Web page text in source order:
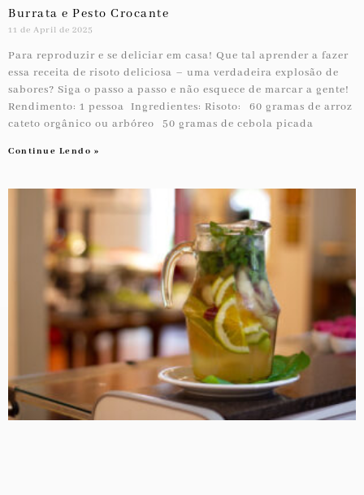
Burrata e Pesto Crocante
11 de April de 2025
Para reproduzir e se deliciar em casa! Que tal aprender a fazer
essa receita de risoto deliciosa – uma verdadeira explosão de
sabores? Siga o passo a passo e não esquece de marcar a gente!
Rendimento: 1 pessoa Ingredientes: Risoto: ⁠ ⁠60 gramas de arroz
cateto orgânico ou arbóreo ⁠ ⁠50 gramas de cebola picada
Continue Lendo »